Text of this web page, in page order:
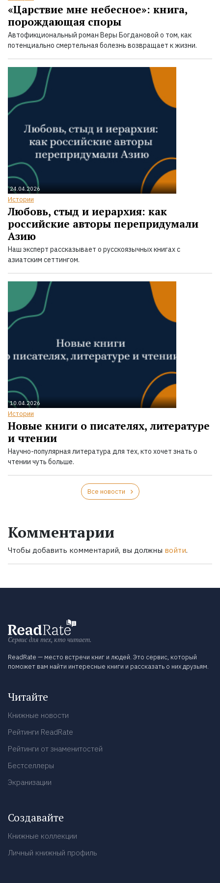
«Царствие мне небесное»: книга,
порождающая споры
Автофикциональный роман Веры Богдановой о том, как
потенциально смертельная болезнь возвращает к жизни.
24.04.2026
Истории
Любовь, стыд и иерархия: как
российские авторы перепридумали
Азию
Наш эксперт рассказывает о русскоязычных книгах с
азиатским сеттингом.
10.04.2026
Истории
Новые книги о писателях, литературе
и чтении
Научно-популярная литература для тех, кто хочет знать о
чтении чуть больше.
Все новости
Комментарии
Чтобы добавить комментарий, вы должны войти.
Сервис для тех, кто читает.
ReadRate — место встречи книг и людей. Это сервис, который
поможет вам найти интересные книги и рассказать о них друзьям.
Читайте
Книжные новости
Рейтинги ReadRate
Рейтинги от знаменитостей
Бестселлеры
Экранизации
Создавайте
Книжные коллекции
Личный книжный профиль